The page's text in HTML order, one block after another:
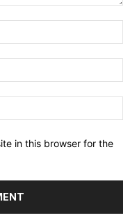
in this browser for the